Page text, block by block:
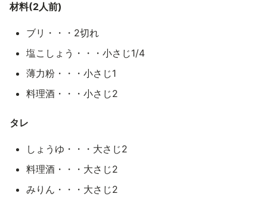
材料(2人前)
ブリ・・・2切れ
塩こしょう・・・小さじ1/4
薄力粉・・・小さじ1
料理酒・・・小さじ2
タレ
しょうゆ・・・大さじ2
料理酒・・・大さじ2
みりん・・・大さじ2